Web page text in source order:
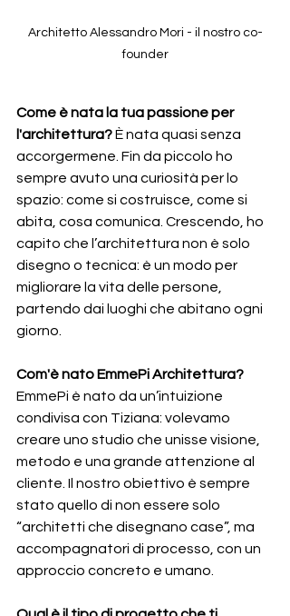
Architetto Alessandro Mori - il nostro co-
founder
Come è nata la tua passione per
l'architettura? È nata quasi senza
accorgermene. Fin da piccolo ho
sempre avuto una curiosità per lo
spazio: come si costruisce, come si
abita, cosa comunica. Crescendo, ho
capito che l’architettura non è solo
disegno o tecnica: è un modo per
migliorare la vita delle persone,
partendo dai luoghi che abitano ogni
giorno.
Com'è nato EmmePi Architettura?
EmmePi è nato da un’intuizione
condivisa con Tiziana: volevamo
creare uno studio che unisse visione,
metodo e una grande attenzione al
cliente. Il nostro obiettivo è sempre
stato quello di non essere solo
“architetti che disegnano case”, ma
accompagnatori di processo, con un
approccio concreto e umano.